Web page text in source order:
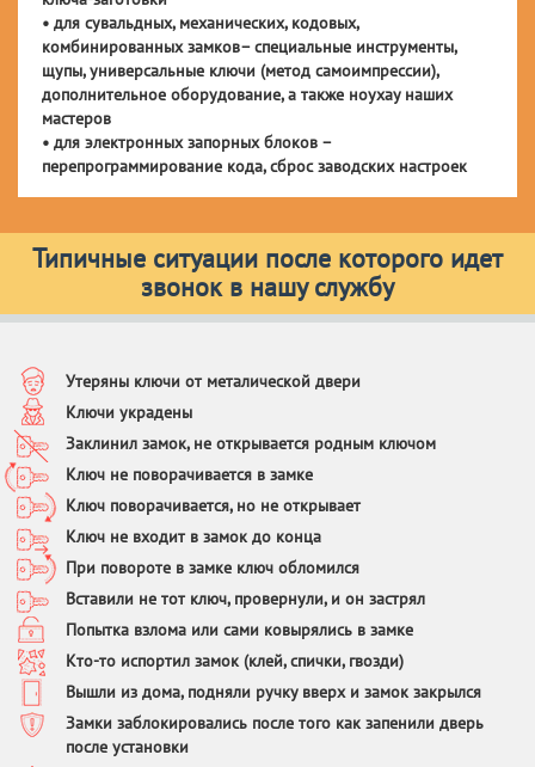
• для сувальдных, механических, кодовых,
комбинированных замков– специальные инструменты,
щупы, универсальные ключи (метод самоимпрессии),
дополнительное оборудование, а также ноухау наших
мастеров
• для электронных запорных блоков –
перепрограммирование кода, сброс заводских настроек
Типичные ситуации после которого идет
звонок в нашу службу
Утеряны ключи от металической двери
Ключи украдены
Заклинил замок, не открывается родным ключом
Ключ не поворачивается в замке
Ключ поворачивается, но не открывает
Ключ не входит в замок до конца
При повороте в замке ключ обломился
Вставили не тот ключ, провернули, и он застрял
Попытка взлома или сами ковырялись в замке
Кто-то испортил замок (клей, спички, гвозди)
Вышли из дома, подняли ручку вверх и замок закрылся
Замки заблокировались после того как запенили дверь
после установки